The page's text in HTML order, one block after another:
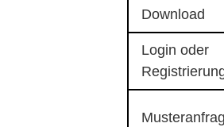
Download
Login oder